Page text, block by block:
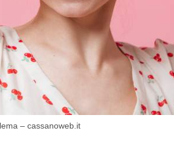
– cassanoweb.it